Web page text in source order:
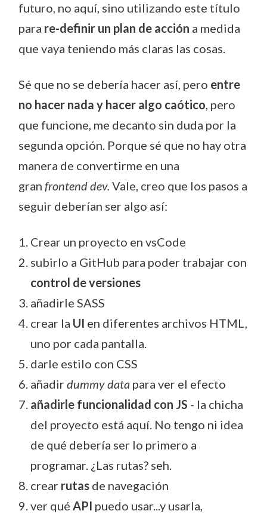
futuro, no aquí, sino utilizando este título
para re-definir un plan de acción a medida
que vaya teniendo más claras las cosas.
Sé que no se debería hacer así, pero entre
no hacer nada y hacer algo caótico, pero
que funcione, me decanto sin duda por la
segunda opción. Porque sé que no hay otra
manera de convertirme en una
gran frontend dev. Vale, creo que los pasos a
seguir deberían ser algo así:
Crear un proyecto en vsCode
subirlo a GitHub para poder trabajar con
control de versiones
añadirle SASS
crear la UI en diferentes archivos HTML,
uno por cada pantalla.
darle estilo con CSS
añadir dummy data para ver el efecto
añadirle funcionalidad con JS - la chicha
del proyecto está aquí. No tengo ni idea
de qué debería ser lo primero a
programar. ¿Las rutas? seh.
crear rutas de navegación
ver qué API puedo usar...y usarla,